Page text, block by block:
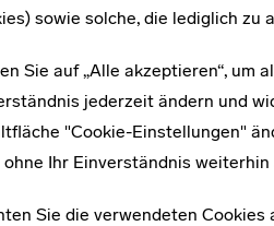
sowie solche, die lediglich
Sie auf „Alle akzeptieren“, um
jederzeit ändern und
"Cookie-Einstellungen"
ohne Ihr Einverständnis
Sie die verwendeten
Hans Düne
1900–1985